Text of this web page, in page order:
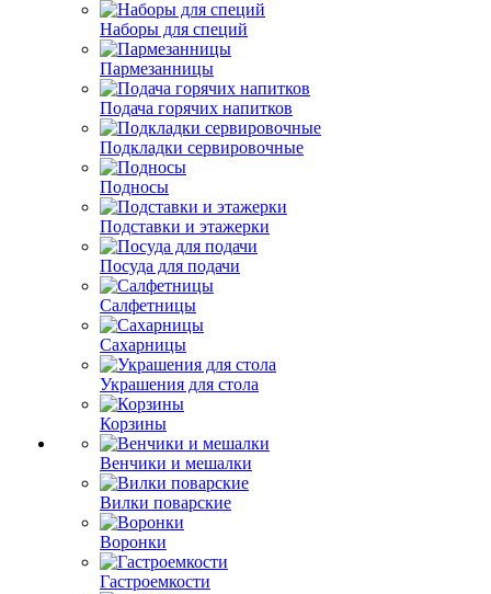
Наборы для специй
Пармезанницы
Подача горячих напитков
Подкладки сервировочные
Подносы
Подставки и этажерки
Посуда для подачи
Салфетницы
Сахарницы
Украшения для стола
Корзины
Венчики и мешалки
Вилки поварские
Воронки
Гастроемкости